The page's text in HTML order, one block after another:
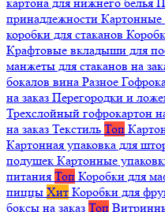
картона для нижнего белья
принадлежности Картонные
коробки для стаканов
Крафтовые вкладыши для
манжеты для стаканов на
бокалов вина Разное
на заказ Перегородки и
Трехслойный гофрокартон
на заказ Текстиль Топ
Картонная упаковка для
подушек Картонные
питания Топ Коробки для
пиццы Хит Коробки для
боксы на заказ Топ